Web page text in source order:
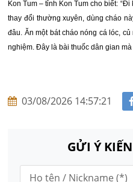
Kon Tum – tỉnh Kon Tum cho biết:
thay đổi thường xuyên, dùng cháo
đâu. Ăn một bát cháo nóng cá lóc,
nghiệm. Đây là bài thuốc dân gian
03/08/2026 14:57:21
GỬI Ý